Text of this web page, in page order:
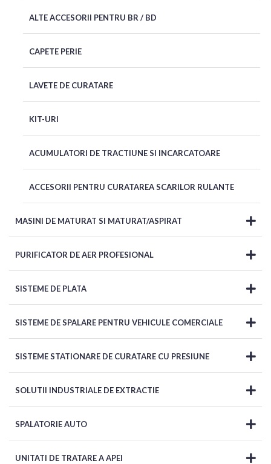
ALTE ACCESORII PENTRU BR / BD
CAPETE PERIE
LAVETE DE CURATARE
KIT-URI
ACUMULATORI DE TRACTIUNE SI INCARCATOARE
ACCESORII PENTRU CURATAREA SCARILOR RULANTE
MASINI DE MATURAT SI MATURAT/ASPIRAT
PURIFICATOR DE AER PROFESIONAL
SISTEME DE PLATA
SISTEME DE SPALARE PENTRU VEHICULE COMERCIALE
SISTEME STATIONARE DE CURATARE CU PRESIUNE
SOLUTII INDUSTRIALE DE EXTRACTIE
SPALATORIE AUTO
UNITATI DE TRATARE A APEI